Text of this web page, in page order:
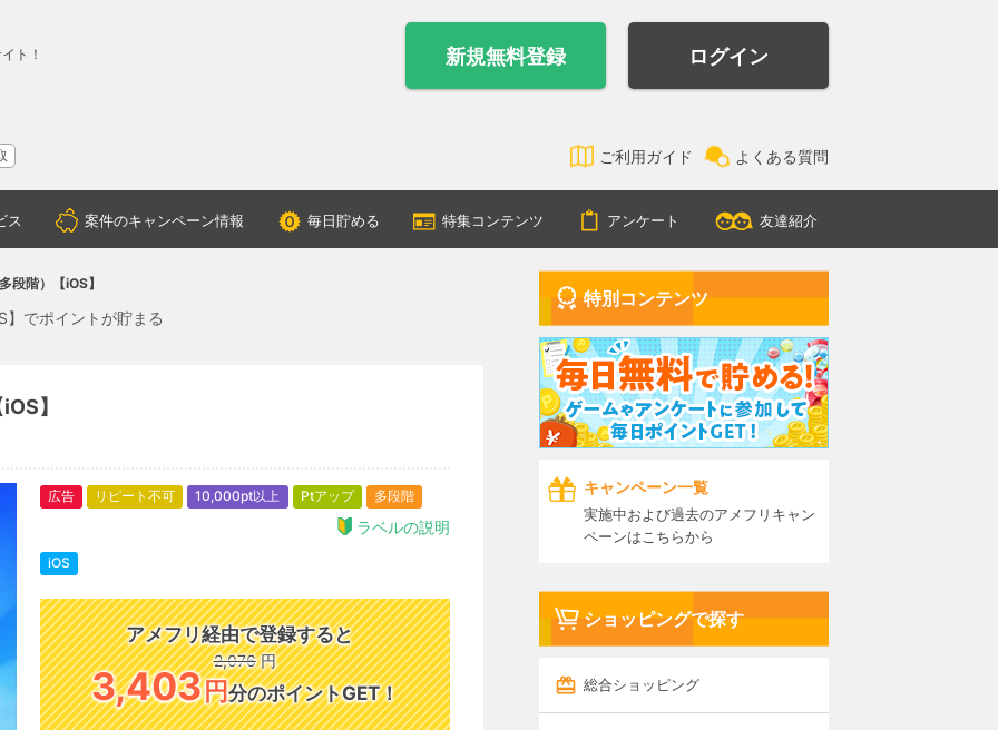
ト！ 新規無料登録 ログイン
ご利用ガイド よくある質問
ス 案件のキャンペーン情報 毎日貯める 特集コンテンツ アンケート 友達紹介
段階）【iOS】
でポイントが貯まる
】
広告 リピート不可 10,000pt以上 Ptアップ 多段階
ラベルの説明
iOS
アメフリ経由で登録すると
2,076 円
3,403円分のポイントGET！
特別コンテンツ
キャンペーン一覧
実施中および過去のアメフリキャン
ペーンはこちらから
ショッピングで探す
総合ショッピング